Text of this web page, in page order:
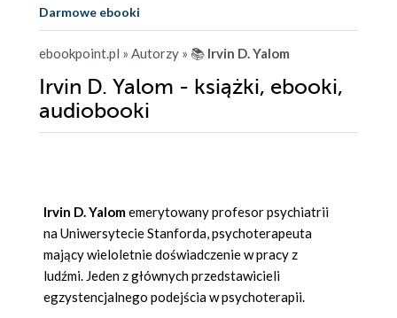
Darmowe ebooki
ebookpoint.pl » Autorzy » 📚 Irvin D. Yalom
Irvin D. Yalom - książki, ebooki,
audiobooki
Irvin D. Yalomemerytowany profesor psychiatrii
na Uniwersytecie Stanforda, psychoterapeuta
mający wieloletnie doświadczenie w pracy z
ludźmi. Jeden z głównych przedstawicieli
egzystencjalnego podejścia w psychoterapii.